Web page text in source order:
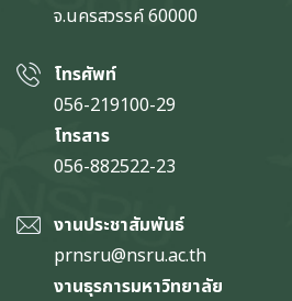
จ.นครสวรรค์60000
โทรศัพท์
056-219100-29
โทรสาร
056-882522-23
งานประชาสัมพันธ์
prnsru@nsru.ac.th
งานธุรการมหาวิทยาลัย